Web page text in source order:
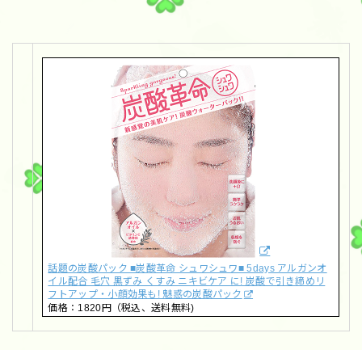
話題の炭酸パック ■炭酸革命 シュワシュワ■ 5days アルガンオ
イル配合 毛穴 黒ずみ くすみ ニキビケア に! 炭酸で引き締めリ
フトアップ・小顔効果も! 魅惑の炭酸パック
価格：1820円（税込、送料無料)